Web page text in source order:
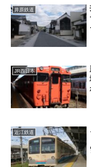
井原鉄道
JR西日本
近江鉄道